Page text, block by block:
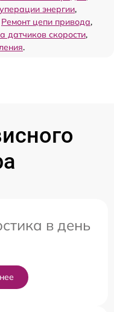
энергии,
Ремонт цепи привода,
датчиков скорости,
.
в день